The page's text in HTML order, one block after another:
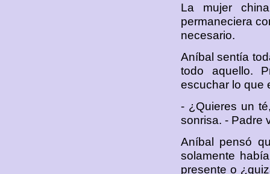
La mujer
permaneciera
necesario.
Aníbal sentía
todo aquello.
escuchar lo que
- ¿Quieres un
sonrisa. - Padre
Aníbal pensó
solamente
presente o